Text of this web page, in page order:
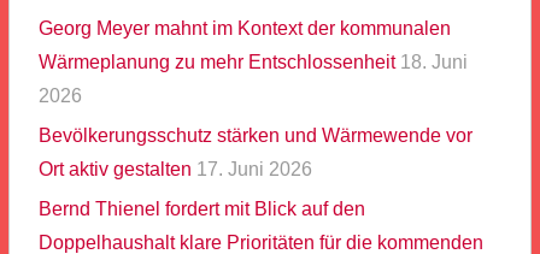
Georg Meyer mahnt im Kontext der kommunalen
Wärmeplanung zu mehr Entschlossenheit 18. Juni
2026
Bevölkerungsschutz stärken und Wärmewende vor
Ort aktiv gestalten 17. Juni 2026
Bernd Thienel fordert mit Blick auf den
Doppelhaushalt klare Prioritäten für die kommenden